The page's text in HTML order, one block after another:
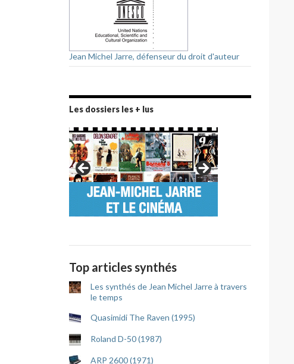
Jean Michel Jarre, défenseur du droit d'auteur
Les dossiers les + lus
Top articles synthés
Les synthés de Jean Michel Jarre à travers
le temps
Quasimidi The Raven (1995)
Roland D-50 (1987)
ARP 2600 (1971)